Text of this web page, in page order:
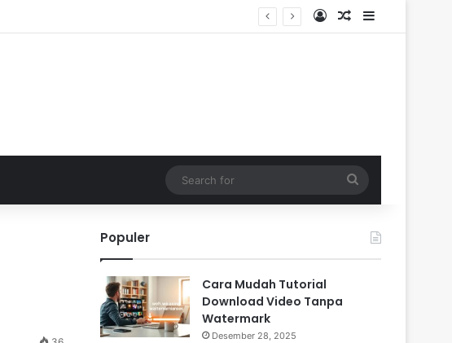
Log InRandom Article
Sidebar
for
Populer
Cara Mudah Tutorial
Download Video Tanpa
Watermark
Desember 28, 2025